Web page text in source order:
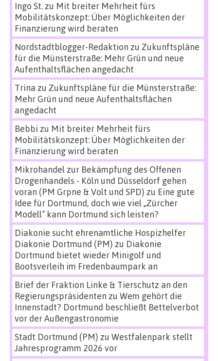
Ingo St.zu Mit breiter Mehrheit fürs
Mobilitätskonzept: Über Möglichkeiten der
Finanzierung wird beraten
Nordstadtblogger-Redaktion zu Zukunftspläne
für die Münsterstraße: Mehr Grün und neue
Aufenthaltsflächen angedacht
Trina zu Zukunftspläne für die Münsterstraße:
Mehr Grün und neue Aufenthaltsflächen
angedacht
Bebbi zu Mit breiter Mehrheit fürs
Mobilitätskonzept: Über Möglichkeiten der
Finanzierung wird beraten
Mikrohandel zur Bekämpfung des Offenen
Drogenhandels - Köln und Düsseldorf gehen
voran (PM Grpne & Volt und SPD) zu Eine gute
Idee für Dortmund, doch wie viel „Zürcher
Modell“ kann Dortmund sich leisten?
Diakonie sucht ehrenamtliche Hospizhelfer
Diakonie Dortmund (PM) zu Diakonie
Dortmund bietet wieder Minigolf und
Bootsverleih im Fredenbaumpark an
Brief der Fraktion Linke & Tierschutz an den
Regierungspräsidenten zu Wem gehört die
Innenstadt? Dortmund beschließt Bettelverbot
vor der Außengastronomie
Stadt Dortmund (PM) zu Westfalenpark stellt
Jahresprogramm 2026 vor